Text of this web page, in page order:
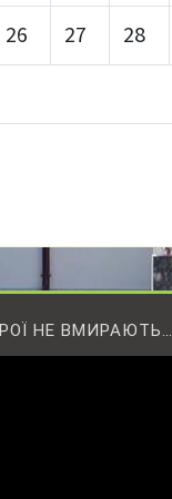
26 27 28
НЕ ВМИРАЮТЬ…